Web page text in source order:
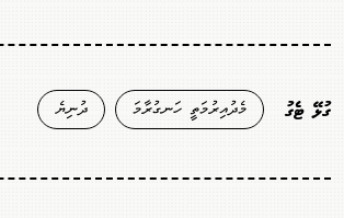
ގުޅޭ ޓެގު މެދުއިރުމަތީ ހަނގުރާމަ ދުނިޔެ